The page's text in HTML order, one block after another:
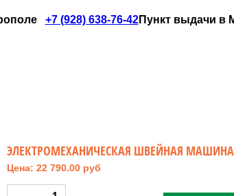
Пункт выдачи в
+7 (928) 638-76-42
ЭЛЕКТРОМЕХАНИЧЕСКАЯ ШВЕЙНАЯ МАШИНА
Цена: 22 790.00 руб